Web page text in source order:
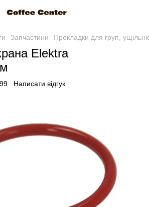
Запчастини Прокладки для груп,
Elektra
Написати відгук